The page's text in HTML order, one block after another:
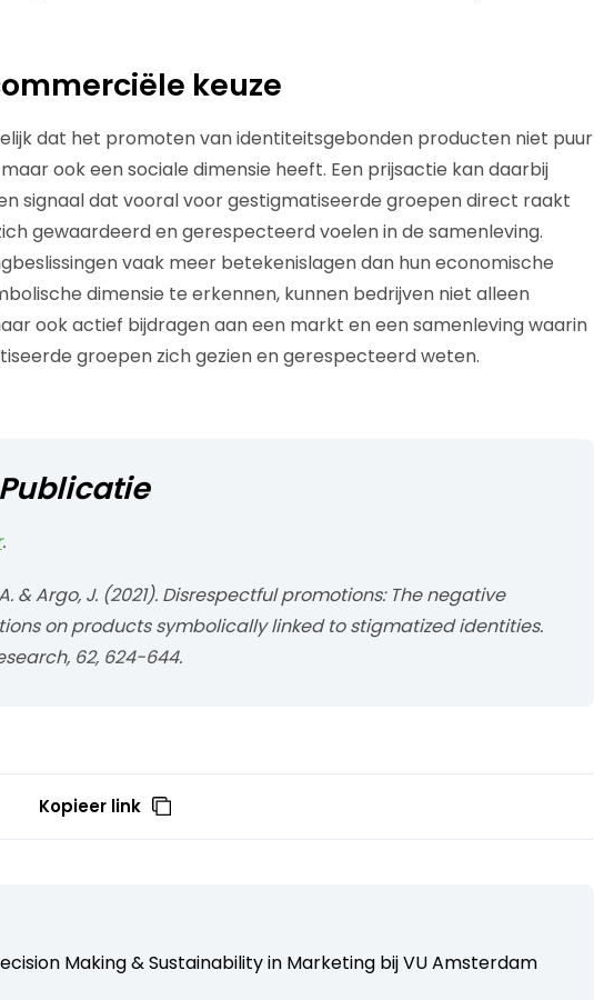
keuze
dat het promoten van identiteitsgebonden producten niet puur
ook een sociale dimensie heeft. Een prijsactie kan daarbij
signaal dat vooral voor gestigmatiseerde groepen direct raakt
gewaardeerd en gerespecteerd voelen in de samenleving.
vaak meer betekenislagen dan hun economische
dimensie te erkennen, kunnen bedrijven niet alleen
ook actief bijdragen aan een markt en een samenleving waarin
groepen zich gezien en gerespecteerd weten.
.
A. & Argo, J. (2021). Disrespectful promotions: The negative
on products symbolically linked to stigmatized identities.
62, 624-644.
Kopieer link
Making & Sustainability in Marketing bijVU Amsterdam